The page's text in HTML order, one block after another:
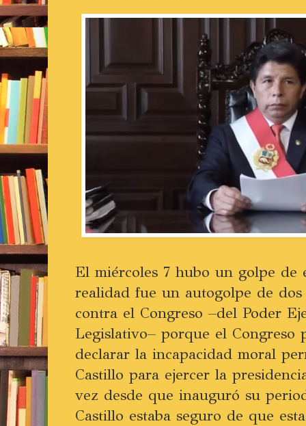
El miércoles 7 hubo un golpe de
realidad fue un autogolpe de
contra el Congreso –del Poder
Legislativo– porque el Congreso
declarar la incapacidad moral
Castillo para ejercer la
vez desde que inauguró su
Castillo estaba seguro de que